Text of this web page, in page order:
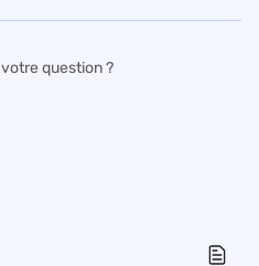
question ?